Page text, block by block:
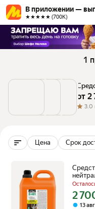
В приложении —
★★★★★ (700К)
1
от 2
3.0
Цена Срок
401, 5 л
Цена с
2
13 авг